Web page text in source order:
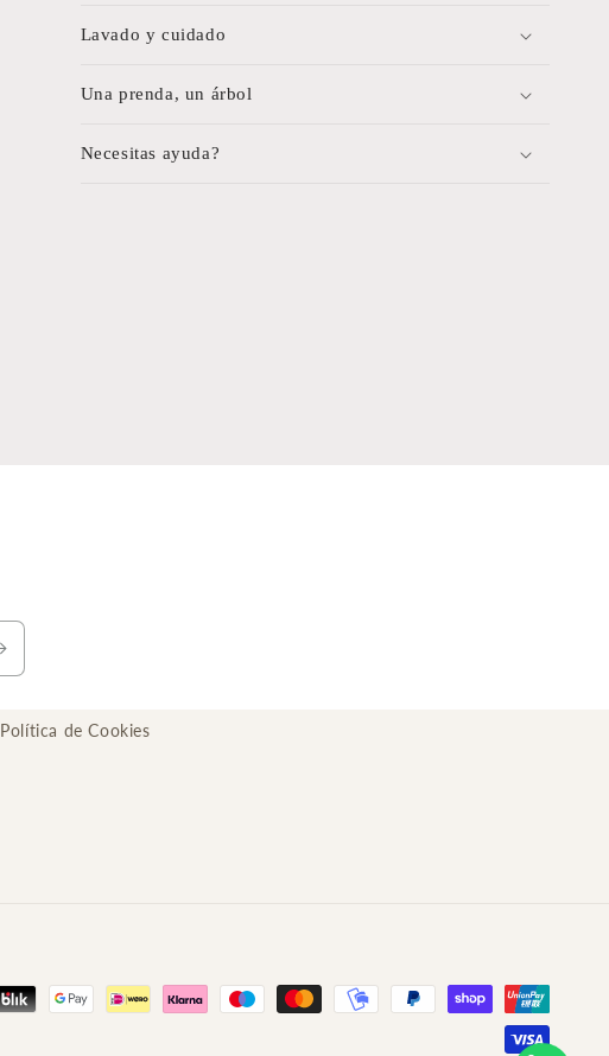
Lavado y cuidado
Una prenda, un árbol
Necesitas ayuda?
Política de Cookies